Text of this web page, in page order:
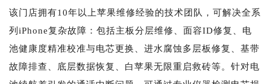
该门店拥有10年以上苹果维修经验的技术团队，可解决全系
列iPhone复杂故障：包括主板分层维修、面容ID修复、电
池健康度精准校准与电芯更换、进水腐蚀多层板修复、基带
故障排查、底层数据恢复、白苹果无限重启救砖等。针对电